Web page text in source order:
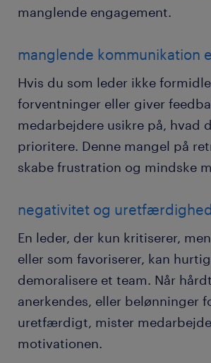
manglende engagement.
manglende kommunikation
Hvis du som leder ikke
forventninger eller giver
medarbejdere usikre på, hvad
prioritere. Denne mangel på
skabe frustration og mindske
negativitet og uretfærdighed
En leder, der kun kritiserer,
eller som favoriserer, kan
demoralisere et team. Når
anerkendes, eller belønninger
uretfærdigt, mister
motivationen.